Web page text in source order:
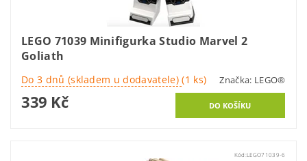
LEGO 71039 Minifigurka Studio Marvel 2
Goliath
Do 3 dnů (skladem u dodavatele)(1 ks) Značka: LEGO®
339 Kč
Kód:LEGO71039-6